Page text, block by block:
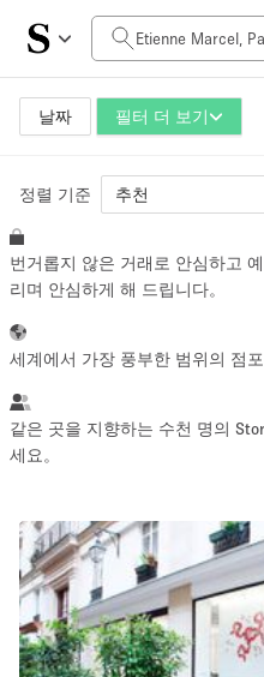
날짜 필터 더 보기
일일 비용
0€
공간 크기
10 m²
~ 13 명
Photo
Shooting
Conference
정렬 기준 추천
번거롭지 않은 거래로 안심하고
리며 안심하게 해 드립니다。
세계에서 가장 풍부한 범위의 점포
같은 곳을 지향하는 수천 명의
세요。